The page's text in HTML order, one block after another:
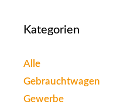
Kategorien
Alle
Gebrauchtwagen
Gewerbe